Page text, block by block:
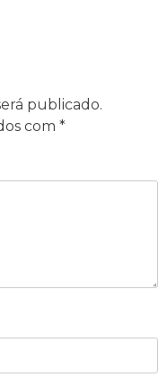
publicado.
com *